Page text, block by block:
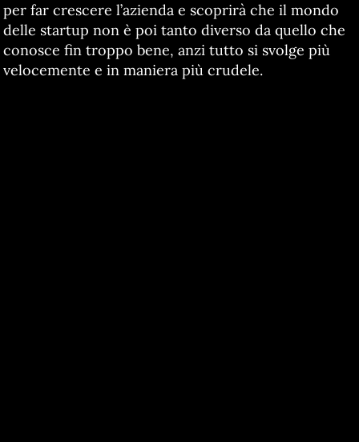
per far crescere l’azienda e scoprirà che il mondo
delle startup non è poi tanto diverso da quello che
conosce fin troppo bene, anzi tutto si svolge più
velocemente e in maniera più crudele.